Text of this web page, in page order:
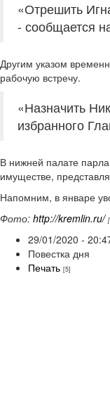
«Отрешить
- сообщается
Другим указом
рабочую встречу.
«Назначить
избранного
В нижней палате
имуществе,
Напомним, в январе
Фото: http://kremlin.ru/
29/01/2020 -
Повестка дня
Печать [5]